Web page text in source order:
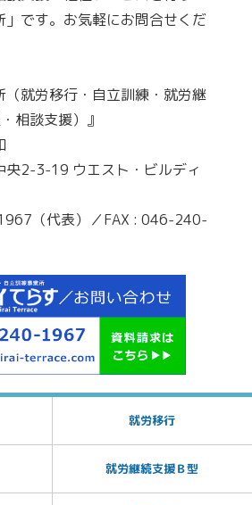
」です。お気軽にお問合せくだ
（就労移行・自立訓練・就労継
相談支援）』
央2-3-19 ウエスト・ビルディ
（代表）／FAX : 046-240-
就労移行
就労継続支援Ｂ型